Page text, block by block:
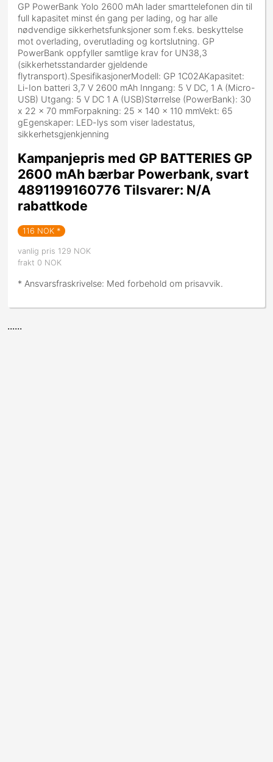
GP PowerBank Yolo 2600 mAh lader smarttelefonen din til
full kapasitet minst én gang per lading, og har alle
nødvendige sikkerhetsfunksjoner som f.eks. beskyttelse
mot overlading, overutlading og kortslutning. GP
PowerBank oppfyller samtlige krav for UN38,3
(sikkerhetsstandarder gjeldende
flytransport).SpesifikasjonerModell: GP 1C02AKapasitet:
Li-Ion batteri 3,7 V 2600 mAh Inngang: 5 V DC, 1 A (Micro-
USB) Utgang: 5 V DC 1 A (USB)Størrelse (PowerBank): 30
x 22 x 70 mmForpakning: 25 x 140 x 110 mmVekt: 65
gEgenskaper: LED-lys som viser ladestatus,
sikkerhetsgjenkjenning
Kampanjepris med GP BATTERIES GP
2600 mAh bærbar Powerbank, svart
4891199160776 Tilsvarer: N/A
rabattkode
116 NOK *
vanlig pris 129 NOK
frakt 0 NOK
* Ansvarsfraskrivelse: Med forbehold om prisavvik.
......